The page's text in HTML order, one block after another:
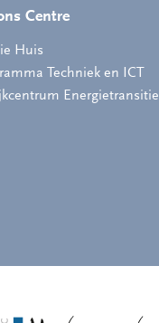
Centre
Huis
Techniek en ICT
Energietransitie